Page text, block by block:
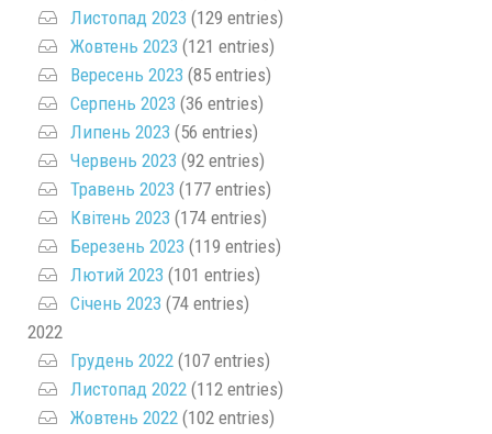
Листопад 2023 (129 entries)
Жовтень 2023 (121 entries)
Вересень 2023 (85 entries)
Серпень 2023 (36 entries)
Липень 2023 (56 entries)
Червень 2023 (92 entries)
Травень 2023 (177 entries)
Квітень 2023 (174 entries)
Березень 2023 (119 entries)
Лютий 2023 (101 entries)
Січень 2023 (74 entries)
2022
Грудень 2022 (107 entries)
Листопад 2022 (112 entries)
Жовтень 2022 (102 entries)